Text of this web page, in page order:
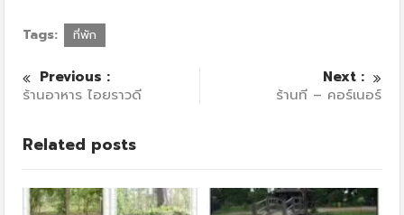
Tags: ที่พัก
Previous :
ร้านอาหาร ไอยราวดี
Next :
ร้านที – คอร์เนอร์
Related posts